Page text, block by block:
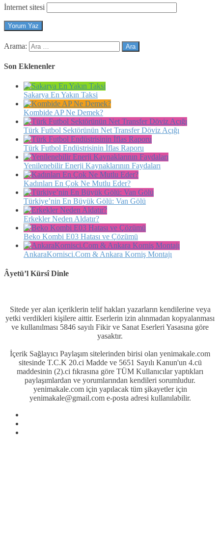
İnternet sitesi
Arama:
Son Eklenenler
Sakarya En Yakın Taksi
Kombide AP Ne Demek?
Türk Futbol Sektörünün Net Transfer Döviz Açığı
Türk Futbol Endüstrisinin İflas Raporu
Yenilenebilir Enerji Kaynaklarının Faydaları
Kadınları En Çok Ne Mutlu Eder?
Türkiye’nin En Büyük Gölü: Van Gölü
Erkekler Neden Aldatır?
Beko Kombi E03 Hatası ve Çözümü
AnkaraKornisci.Com & Ankara Korniş Montajı
Âyetü’l Kürsî Dinle
Sitede yer alan içeriklerin telif hakları yazarların kendilerine veya
yetki verdikleri kişilere aittir. Eserlerin izin alınmadan kopyalanması
ve kullanılması 5846 sayılı Fikir ve Sanat Eserleri Yasasına göre
yasaktır.
İçerik Sağlayıcı Paylaşım sitelerinden birisi olan yenimakale.com
sitesinde T.C.K 20.ci Madde ve 5651 Sayılı Kanun'un 4.cü
maddesinin (2).ci fıkrasına göre TÜM Kullanıcılar yaptıkları
paylaşımlardan ve yorumlarından kendileri sorumludur.
yenimakale.com için yapılacak tüm şikayetler için
yenimakale@gmail.com e-posta adresi kullanılabilir.